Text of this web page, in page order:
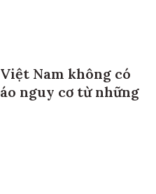
Nam không có
nguy cơ từ những